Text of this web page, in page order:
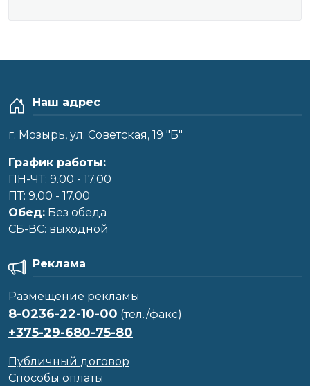
Наш адрес
г. Мозырь, ул. Советская, 19 "Б"
График работы:
ПН-ЧТ: 9.00 - 17.00
ПТ: 9.00 - 17.00
Обед: Без обеда
CБ-ВС: выходной
Реклама
Размещение рекламы
8-0236-22-10-00 (тел./факс)
+375-29-680-75-80
Публичный договор
Способы оплаты